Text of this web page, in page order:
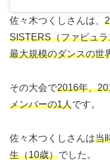
佐々木つくしさんは、
SISTERS（ファビュ
最大規模のダンスの世
その大会で2016年、
メンバーの1人です。
佐々木つくしさんは当
生（10歳）でした。